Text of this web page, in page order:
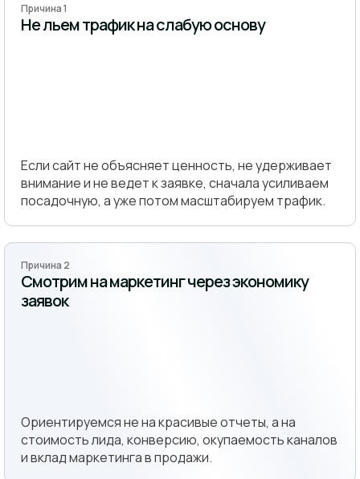
Причина 1
Не льем трафик на слабую основу
Если сайт не объясняет ценность, не удерживает
внимание и не ведет к заявке, сначала усиливаем
посадочную, а уже потом масштабируем трафик.
Причина 2
Смотрим на маркетинг через экономику
заявок
Ориентируемся не на красивые отчеты, а на
стоимость лида, конверсию, окупаемость каналов
и вклад маркетинга в продажи.